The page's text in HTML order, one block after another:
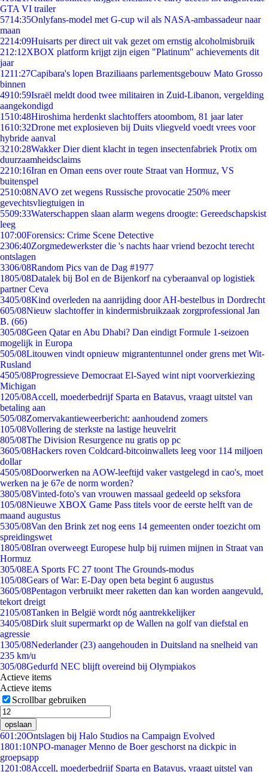
GTA VI trailer
5714:35Onlyfans-model met G-cup wil als NASA-ambassadeur naar
maan
2214:09Huisarts per direct uit vak gezet om ernstig alcoholmisbruik
212:12XBOX platform krijgt zijn eigen "Platinum" achievements dit
jaar
1211:27Capibara's lopen Braziliaans parlementsgebouw Mato Grosso
binnen
4910:59Israël meldt dood twee militairen in Zuid-Libanon, vergelding
aangekondigd
1510:48Hiroshima herdenkt slachtoffers atoombom, 81 jaar later
1610:32Drone met explosieven bij Duits vliegveld voedt vrees voor
hybride aanval
3210:28Wakker Dier dient klacht in tegen insectenfabriek Protix om
duurzaamheidsclaims
2210:16Iran en Oman eens over route Straat van Hormuz, VS
buitenspel
2510:08NAVO zet wegens Russische provocatie 250% meer
gevechtsvliegtuigen in
5509:33Waterschappen slaan alarm wegens droogte: Gereedschapskist
leeg
107:00Forensics: Crime Scene Detective
2306:40Zorgmedewerkster die 's nachts haar vriend bezocht terecht
ontslagen
3306/08Random Pics van de Dag #1977
1805/08Datalek bij Bol en de Bijenkorf na cyberaanval op logistiek
partner Ceva
3405/08Kind overleden na aanrijding door AH-bestelbus in Dordrecht
605/08Nieuw slachtoffer in kindermisbruikzaak zorgprofessional Jan
B. (66)
305/08Geen Qatar en Abu Dhabi? Dan eindigt Formule 1-seizoen
mogelijk in Europa
505/08Litouwen vindt opnieuw migrantentunnel onder grens met Wit-
Rusland
4505/08Progressieve Democraat El-Sayed wint nipt voorverkiezing
Michigan
1205/08Accell, moederbedrijf Sparta en Batavus, vraagt uitstel van
betaling aan
505/08Zomervakantieweerbericht: aanhoudend zomers
105/08Vollering de sterkste na lastige heuvelrit
805/08The Division Resurgence nu gratis op pc
3605/08Hackers roven Coldcard-bitcoinwallets leeg voor 114 miljoen
dollar
4505/08Doorwerken na AOW-leeftijd vaker vastgelegd in cao's, moet
werken na je 67e de norm worden?
3805/08Vinted-foto's van vrouwen massaal gedeeld op seksfora
105/08Nieuwe XBOX Game Pass titels voor de eerste helft van de
maand augustus
5305/08Van den Brink zet nog eens 14 gemeenten onder toezicht om
spreidingswet
1805/08Iran overweegt Europese hulp bij ruimen mijnen in Straat van
Hormuz
305/08EA Sports FC 27 toont The Grounds-modus
105/08Gears of War: E-Day open beta begint 6 augustus
3605/08Pentagon verbruikt meer raketten dan kan worden aangevuld,
tekort dreigt
2105/08Tanken in België wordt nóg aantrekkelijker
3405/08Dirk sluit supermarkt op de Wallen na golf van diefstal en
agressie
1305/08Nederlander (23) aangehouden in Duitsland na snelheid van
235 km/u
305/08Gedurfd NEC blijft overeind bij Olympiakos
Actieve items
Actieve items
Scrollbar gebruiken
opslaan
601:20Ontslagen bij Halo Studios na Campaign Evolved
1801:10NPO-manager Menno de Boer geschorst na dickpic in
groepsapp
1201:08Accell, moederbedrijf Sparta en Batavus, vraagt uitstel van